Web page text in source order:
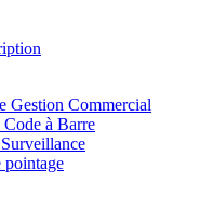
Gestion Commercial
à Barre
pointage